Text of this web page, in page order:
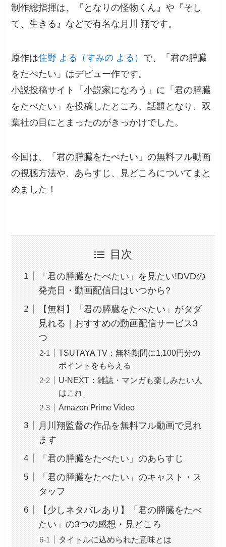
制作総指揮は、『となりの怪物くん』や『そし
て、生きる』などで有名な月川 翔です。
原作は住野 よる（すみの よる） で、「君の膵臓
をたべたい」はデビュー作です。
小説投稿サイト「小説家になろう」に「君の膵臓
をたべたい」を投稿したところ、話題となり、双
葉社の目にとまったのがきっかけでした。
今回は、「君の膵臓をたべたい」の無料フル動画
の視聴方法や、あらすじ、見どころについてまと
めました！
目次
「君の膵臓をたべたい」を見たい!DVDの
発売日・動画配信日はいつから?
【無料】「君の膵臓をたべたい」がタダ
見れる｜おすすめの動画配信サービス3
つ
TSUTAYA TV：無料期間に1,100円分の
ポイントをもらえる
U-NEXT：雑誌・マンガも楽しみたい人
はこれ
Amazon Prime Video
月川翔監督の作品を無料フル動画で見れ
ます
「君の膵臓をたべたい」のあらすじ
「君の膵臓をたべたい」のキャスト・ス
タッフ
【少しネタバレあり】「君の膵臓をたべ
たい」の3つの感想・見どころ
タイトルに込められた意味とは